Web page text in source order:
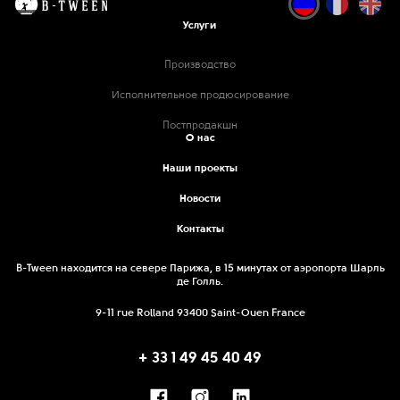
Услуги
Производство
Исполнительное продюсирование
Постпродакшн
О нас
Наши проекты
Новости
Контакты
B-Tween находится на севере Парижа, в 15 минутах от аэропорта Шарль
де Голль.
9-11 rue Rolland 93400 Saint-Ouen France
+ 33 1 49 45 40 49